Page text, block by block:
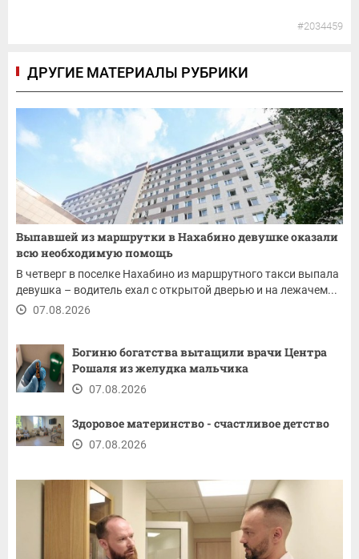
#2034459
ДРУГИЕ МАТЕРИАЛЫ РУБРИКИ
Выпавшей из маршрутки в Нахабино девушке оказали
всю необходимую помощь
В четверг в поселке Нахабино из маршрутного такси выпала
девушка – водитель ехал с открытой дверью и на лежачем...
07.08.2026
Богиню богатства вытащили врачи Центра
Рошаля из желудка мальчика
07.08.2026
Здоровое материнство - счастливое детство
07.08.2026